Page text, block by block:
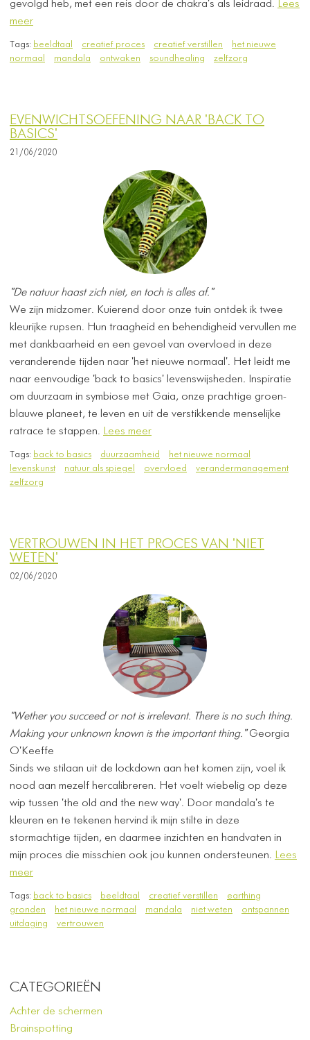
gevolgd heb, met een reis door de chakra's als leidraad. Lees
meer
Tags: beeldtaal creatief proces creatief verstillen
het nieuwe
normaal
mandala ontwaken soundhealing zelfzorg
EVENWICHTSOEFENING NAAR 'BACK TO
BASICS'
21/06/2020
"De natuur haast zich niet, en toch is alles af."
We zijn midzomer. Kuierend door onze tuin ontdek ik twee
kleurijke rupsen. Hun traagheid en behendigheid vervullen me
met dankbaarheid en een gevoel van overvloed in deze
veranderende tijden naar 'het nieuwe normaal'. Het leidt me
naar eenvoudige 'back to basics' levenswijsheden. Inspiratie
om duurzaam in symbiose met Gaia, onze prachtige groen-
blauwe planeet, te leven en uit de verstikkende menselijke
ratrace te stappen. Lees meer
Tags: back to basics duurzaamheid
het nieuwe normaal
levenskunst
natuur als spiegel overvloed
verandermanagement
zelfzorg
VERTROUWEN IN HET PROCES VAN 'NIET
WETEN'
02/06/2020
"Wether you succeed or not is irrelevant. There is no such thing.
Making your unknown known is the important thing."Georgia
O'Keeffe
Sinds we stilaan uit de lockdown aan het komen zijn, voel ik
nood aan mezelf hercalibreren. Het voelt wiebelig op deze
wip tussen 'the old and the new way'. Door mandala's te
kleuren en te tekenen hervind ik mijn stilte in deze
stormachtige tijden, en daarmee inzichten en handvaten in
mijn proces die misschien ook jou kunnen ondersteunen. Lees
meer
Tags: back to basics beeldtaal creatief verstillen
earthing
gronden
het nieuwe normaal mandala niet weten
ontspannen
uitdaging
vertrouwen
CATEGORIEËN
Achter de schermen
Brainspotting